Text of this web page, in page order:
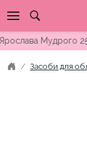
to
contentМудрого 25,
Засоби для